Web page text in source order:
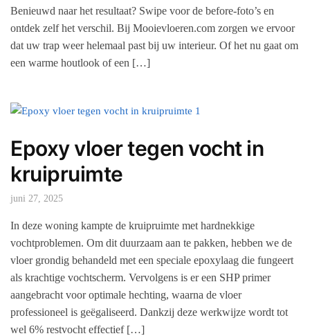
Benieuwd naar het resultaat? Swipe voor de before-foto’s en
ontdek zelf het verschil. Bij Mooievloeren.com zorgen we ervoor
dat uw trap weer helemaal past bij uw interieur. Of het nu gaat om
een warme houtlook of een […]
Epoxy vloer tegen vocht in
kruipruimte
juni 27, 2025
In deze woning kampte de kruipruimte met hardnekkige
vochtproblemen. Om dit duurzaam aan te pakken, hebben we de
vloer grondig behandeld met een speciale epoxylaag die fungeert
als krachtige vochtscherm. Vervolgens is er een SHP primer
aangebracht voor optimale hechting, waarna de vloer
professioneel is geëgaliseerd. Dankzij deze werkwijze wordt tot
wel 6% restvocht effectief […]